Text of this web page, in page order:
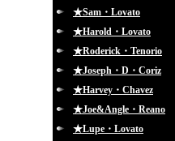
★Sam・Lovato
★Harold・Lovato
★Roderick・Tenorio
★Joseph・D・Coriz
★Harvey・Chavez
★Joe&Angle・Reano
★Lupe・Lovato